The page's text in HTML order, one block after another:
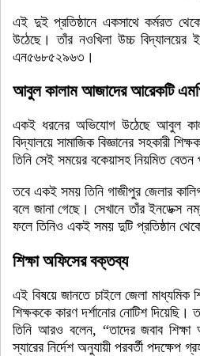
এই দুই প্রতিষ্ঠানে একসাথে কর্মরত
উঠেছে। তাঁর নওখিলা উচ্চ
এন৫৬৮৫২৯৬৩।
আবুল কালাম আজাদের আরেকটি
একই ধরনের অভিযোগ উঠেছে আবুল
বিদ্যালয়ে সামাজিক বিজ্ঞানের সহকারী
তিনি সেই সময়ের বকেয়াসহ নিয়মিত বেতন
তবে একই সময় তিনি গাজীপুর জেলার
বলে জানা গেছে। সেখানে তাঁর
ফলে তিনিও একই সময় দুটি প্রতিষ্ঠান
শিক্ষা অফিসের বক্তব্য
এই বিষয়ে জানতে চাইলে জেলা
শিক্ষককে কারণ দর্শানোর নোটিশ
তিনি আরও বলেন, “তাদের জবাব
স্যারের নির্দেশ অনুযায়ী পরবর্তী পদক্ষেপ